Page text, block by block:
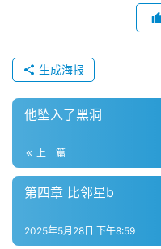
主
题
幻
小
说
生成海报
他坠入了黑洞
上一篇
第四章 比邻星b
2025年5月28日 下午8:59